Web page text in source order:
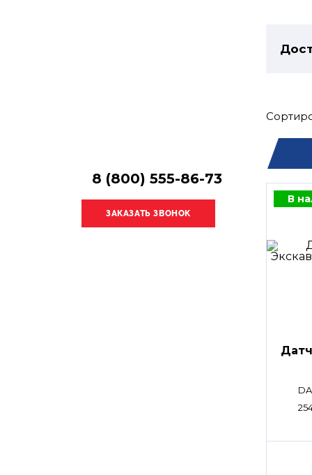
8 (800) 555-86-73
В